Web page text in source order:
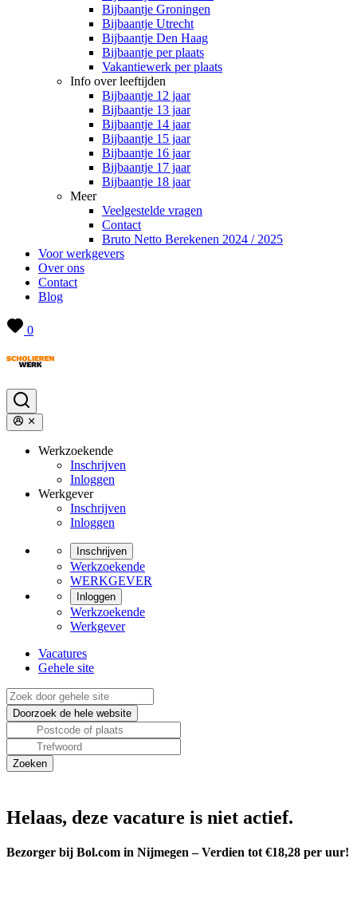
Bijbaantje Groningen
Bijbaantje Utrecht
Bijbaantje Den Haag
Bijbaantje per plaats
Vakantiewerk per plaats
Info over leeftijden
Bijbaantje 12 jaar
Bijbaantje 13 jaar
Bijbaantje 14 jaar
Bijbaantje 15 jaar
Bijbaantje 16 jaar
Bijbaantje 17 jaar
Bijbaantje 18 jaar
Meer
Veelgestelde vragen
Contact
Bruto Netto Berekenen 2024 / 2025
Voor werkgevers
Over ons
Contact
Blog
0
Werkzoekende
Inschrijven
Inloggen
Werkgever
Inschrijven
Inloggen
Inschrijven
Werkzoekende
WERKGEVER
Inloggen
Werkzoekende
Werkgever
Vacatures
Gehele site
Helaas, deze vacature is niet actief.
Bezorger bij Bol.com in Nijmegen – Verdien tot €18,28 per uur!